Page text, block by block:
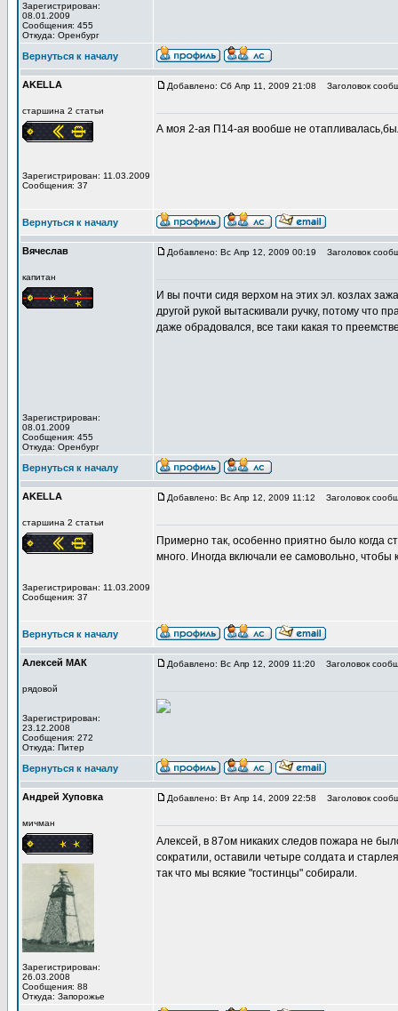
Зарегистрирован:
08.01.2009
Сообщения: 455
Откуда: Оренбург
Вернуться к началу
AKELLA
старшина 2 статьи
Зарегистрирован: 11.03.2009
Сообщения: 37
Добавлено: Сб Апр 11, 2009 21:08 Заголовок
А моя 2-ая П14-ая вообше не
Вернуться к началу
Вячеслав
капитан
Зарегистрирован:
08.01.2009
Сообщения: 455
Откуда: Оренбург
Добавлено: Вс Апр 12, 2009 00:19 Заголовок
И вы почти сидя верхом на этих эл. козлах
другой рукой вытаскивали ручку, потому что
даже обрадовался, все таки какая то
Вернуться к началу
AKELLA
старшина 2 статьи
Зарегистрирован: 11.03.2009
Сообщения: 37
Добавлено: Вс Апр 12, 2009 11:12 Заголовок
Примерно так, особенно приятно было когда
много. Иногда включали ее самовольно, чтобы
Вернуться к началу
Алексей МАК
рядовой
Зарегистрирован:
23.12.2008
Сообщения: 272
Откуда: Питер
Добавлено: Вс Апр 12, 2009 11:20 Заголовок
Вернуться к началу
Андрей Хуповка
мичман
Зарегистрирован:
26.03.2008
Сообщения: 88
Откуда: Запорожье
Добавлено: Вт Апр 14, 2009 22:58 Заголовок
Алексей, в 87ом никаких следов пожара не
сократили, оставили четыре солдата и
так что мы всякие "гостинцы" собирали.